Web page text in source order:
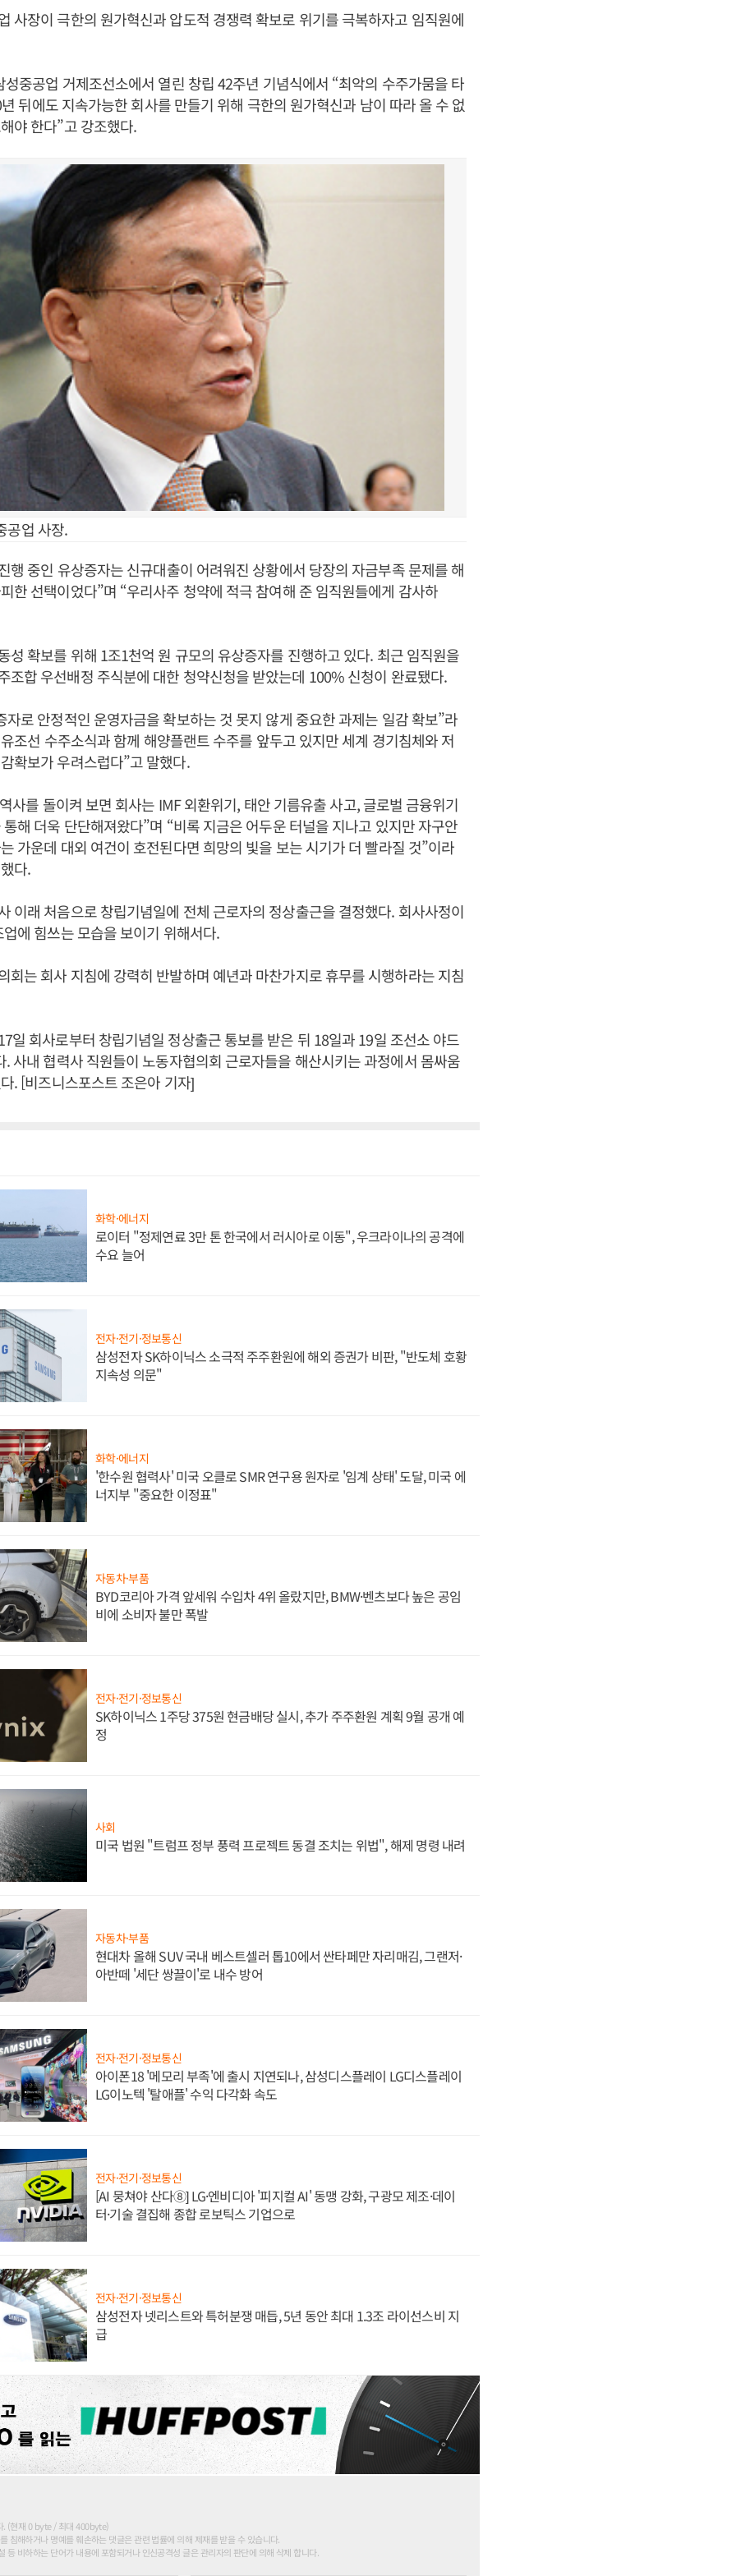
사장이 극한의 원가혁신과 압도적 경쟁력 확보로 위기를 극복하자고 임직원에
중공업 거제조선소에서 열린 창립 42주년 기념식에서 “최악의 수주가뭄을 타
뒤에도 지속가능한 회사를 만들기 위해 극한의 원가혁신과 남이 따라 올 수 없
야 한다”고 강조했다.
업 사장.
행 중인 유상증자는 신규대출이 어려워진 상황에서 당장의 자금부족 문제를 해
한 선택이었다”며 “우리사주 청약에 적극 참여해 준 임직원들에게 감사하
성 확보를 위해 1조1천억 원 규모의 유상증자를 진행하고 있다. 최근 임직원을
조합 우선배정 주식분에 대한 청약신청을 받았는데 100% 신청이 완료됐다.
자로 안정적인 운영자금을 확보하는 것 못지 않게 중요한 과제는 일감 확보”라
조선 수주소식과 함께 해양플랜트 수주를 앞두고 있지만 세계 경기침체와 저
확보가 우려스럽다”고 말했다.
사를 돌이켜 보면 회사는 IMF 외환위기, 태안 기름유출 사고, 글로벌 금융위기
해 더욱 단단해져왔다”며 “비록 지금은 어두운 터널을 지나고 있지만 자구안
가운데 대외 여건이 호전된다면 희망의 빛을 보는 시기가 더 빨라질 것”이라
다.
이래 처음으로 창립기념일에 전체 근로자의 정상출근을 결정했다. 회사사정이
에 힘쓰는 모습을 보이기 위해서다.
회는 회사 지침에 강력히 반발하며 예년과 마찬가지로 휴무를 시행하라는 지침
일 회사로부터 창립기념일 정상출근 통보를 받은 뒤 18일과 19일 조선소 야드
사내 협력사 직원들이 노동자협의회 근로자들을 해산시키는 과정에서 몸싸움
. [비즈니스포스트 조은아 기자]
화학·에너지
로이터 "정제연료 3만 톤 한국에서 러시아로 이동", 우크라이나의 공격에
수요 늘어
전자·전기·정보통신
삼성전자 SK하이닉스 소극적 주주환원에 해외 증권가 비판, "반도체 호황
지속성 의문"
화학·에너지
'한수원 협력사' 미국 오클로 SMR 연구용 원자로 '임계 상태' 도달, 미국 에
너지부 "중요한 이정표"
자동차·부품
BYD코리아 가격 앞세워 수입차 4위 올랐지만, BMW·벤츠보다 높은 공임
비에 소비자 불만 폭발
전자·전기·정보통신
SK하이닉스 1주당 375원 현금배당 실시, 추가 주주환원 계획 9월 공개 예
정
사회
미국 법원 "트럼프 정부 풍력 프로젝트 동결 조치는 위법", 해제 명령 내려
자동차·부품
현대차 올해 SUV 국내 베스트셀러 톱10에서 싼타페만 자리매김, 그랜저·
아반떼 '세단 쌍끌이'로 내수 방어
전자·전기·정보통신
아이폰18 '메모리 부족'에 출시 지연되나, 삼성디스플레이 LG디스플레이
LG이노텍 '탈애플' 수익 다각화 속도
전자·전기·정보통신
[AI 뭉쳐야 산다⑧] LG·엔비디아 '피지컬 AI' 동맹 강화, 구광모 제조·데이
터·기술 결집해 종합 로보틱스 기업으로
전자·전기·정보통신
삼성전자 넷리스트와 특허분쟁 매듭, 5년 동안 최대 1.3조 라이선스비 지
급
. (현재 0 byte / 최대 400byte)
침해하거나 명예를 훼손하는 댓글은 관련 법률에 의해 제재를 받을 수 있습니다.
등 비하하는 단어가 내용에 포함되거나 인신공격성 글은 관리자의 판단에 의해 삭제 합니다.